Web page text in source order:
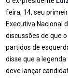
feira, 14, seu
Executiva Nacional
discussões de que
partidos de
disse que a legenda
deve lançar